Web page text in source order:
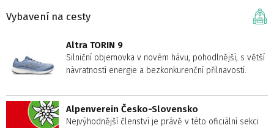
Vybavení na cesty
Altra TORIN 9
Silniční objemovka v novém hávu, pohodlnější, s větší
návratností energie a bezkonkurenční přilnavostí.
Alpenverein Česko-Slovensko
Nejvýhodnější členství je právě v této oficiální sekci